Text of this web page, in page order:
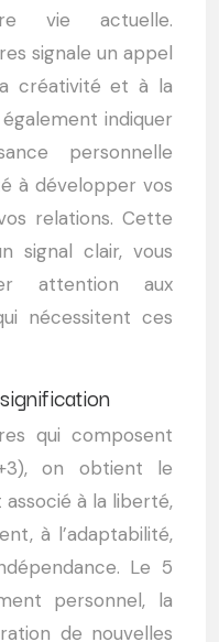
vie actuelle.
signale un appel
créativité et à la
indiquer
personnelle
à développer vos
relations. Cette
signal clair, vous
attention aux
nécessitent ces
qui composent
on obtient le
à la liberté,
à l’adaptabilité,
Le 5
personnel, la
de nouvelles